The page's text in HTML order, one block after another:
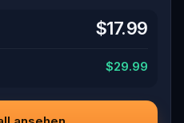
$17.99
$29.99